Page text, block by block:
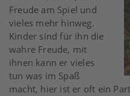
Freude am Spiel und
vieles mehr hinweg.
Kinder sind für ihn die
wahre Freude, mit
ihnen kann er vieles
tun was im Spaß
macht, hier ist er oft ein